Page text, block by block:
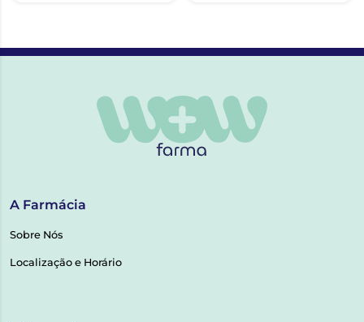
A Farmácia
Sobre Nós
Localização e Horário